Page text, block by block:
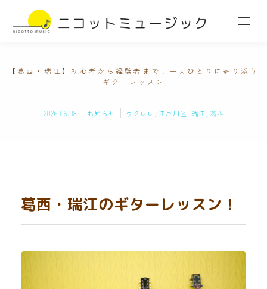
【葛西・瑞江】初心者から経験者まで！一人ひとりに寄り添う
ギターレッスン
2026.06.08 お知らせ ウクレレ 江戸川区 瑞江 葛西
葛西・瑞江のギターレッスン！